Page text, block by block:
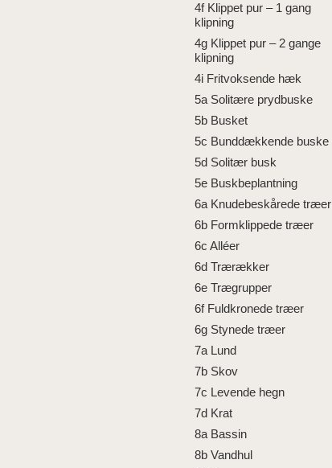
4f Klippet pur – 1 gang
klipning
4g Klippet pur – 2 gange
klipning
4i Fritvoksende hæk
5a Solitære prydbuske
5b Busket
5c Bunddækkende buske
5d Solitær busk
5e Buskbeplantning
6a Knudebeskårede træer
6b Formklippede træer
6c Alléer
6d Trærækker
6e Trægrupper
6f Fuldkronede træer
6g Stynede træer
7a Lund
7b Skov
7c Levende hegn
7d Krat
8a Bassin
8b Vandhul